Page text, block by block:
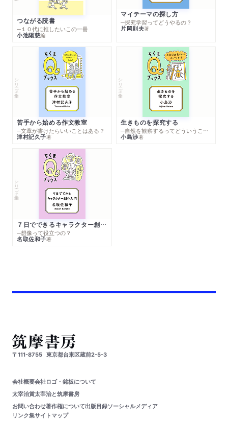
つながる読書
─１０代に推したいこの一冊
小池陽慈編
マイテーマの探し方
─探究学習ってどうやるの？
片岡則夫著
シリーズ・全集
苦手から始める作文教室
─文章が書けたらいいことはある？
津村記久子著
シリーズ・全集
生きものを探究する
─自然を観察するってどういうこと？
小島渉著
シリーズ・全集
７日でできるキャラクター創作入門
─想像って役立つの？
名取佐和子著
〒111-8755 東京都台東区蔵前2-5-3
会社概要会社ロゴ・銘板について
太宰治賞太宰治と筑摩書房
お問い合わせ著作権について出版目録ソーシャルメディア
リンク集サイトマップ